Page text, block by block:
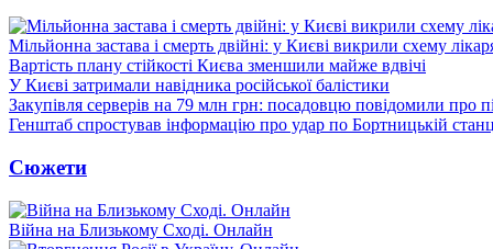
Мільйонна застава і смерть двійні: у Києві викрили схему
Вартість плану стійкості Києва зменшили майже вдвічі
У Києві затримали навідника російської балістики
Закупівля серверів на 79 млн грн: посадовцю повідомили про
Генштаб спростував інформацію про удар по Бортницькій
Сюжети
Війна на Близькому Сході. Онлайн